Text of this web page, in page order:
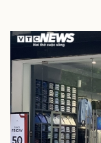
Kinh tế
Bất động sản
Khởi nghiệp